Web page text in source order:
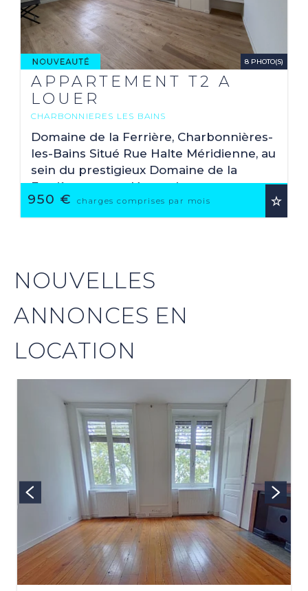
8 PHOTO(S)
APPARTEMENT T2 A
LOUER
CHARBONNIERES LES BAINS
39.57 M 2
950 € charges comprises par mois
Domaine de la Ferrière, Charbonnières-
les-Bains Situé Rue Halte Méridienne, au
sein du prestigieux Domaine de la
Ferrière, venez découvrir cet
appartement neuf, de Type 2 de 39,57
m² pour 40,87 m² ...
NOUVELLES
ANNONCES EN
LOCATION